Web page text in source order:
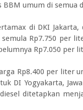
umum di semua
di DKI Jakarta,
Rp7.750 per
Rp7.050 per
Rp8.400 per liter
DI Yogyakarta,
ditetapkan